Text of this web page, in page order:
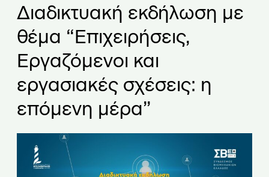
Διαδικτυακή εκδήλωση με
θέμα “Επιχειρήσεις,
Εργαζόμενοι και
εργασιακές σχέσεις: η
επόμενη μέρα”